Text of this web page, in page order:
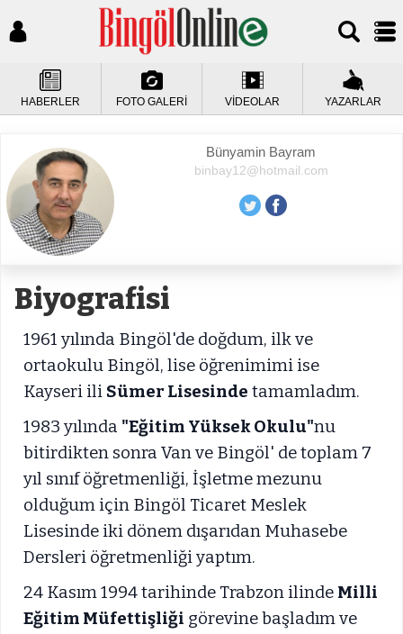
HABERLER FOTO GALERİ VİDEOLAR YAZARLAR
Bünyamin Bayram
binbay12@hotmail.com
Biyografisi
1961 yılında Bingöl'de doğdum, ilk ve
ortaokulu Bingöl, lise öğrenimimi ise
Kayseri ili Sümer Lisesinde tamamladım.
1983 yılında "Eğitim Yüksek Okulu"nu
bitirdikten sonra Van ve Bingöl' de toplam 7
yıl sınıf öğretmenliği, İşletme mezunu
olduğum için Bingöl Ticaret Meslek
Lisesinde iki dönem dışarıdan Muhasebe
Dersleri öğretmenliği yaptım.
24 Kasım 1994 tarihinde Trabzon ilinde Milli
Eğitim Müfettişliği görevine başladım ve